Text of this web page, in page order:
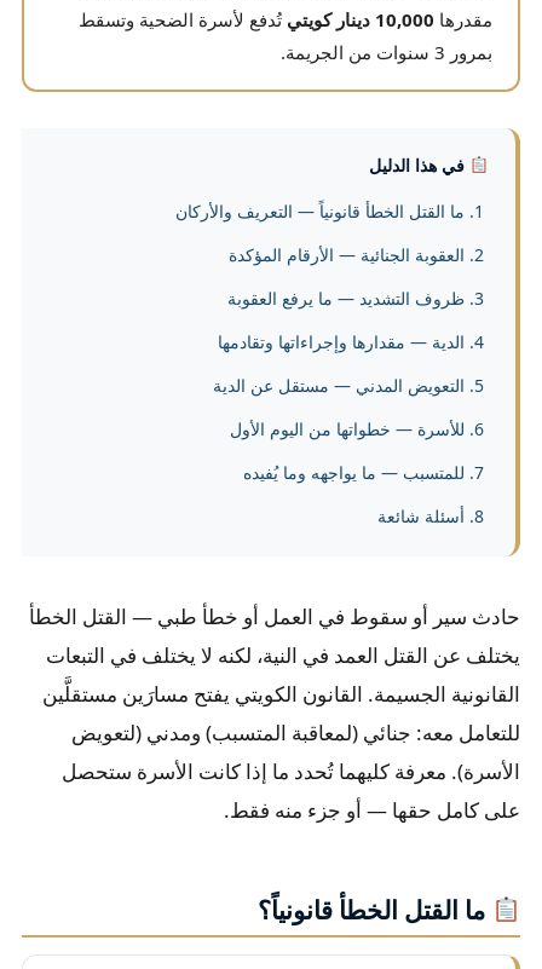
مقدرها 10,000 دينار كويتي
تُدفع لأسرة الضحية وتسقط
بمرور 3 سنوات من الجريمة.
في هذا الدليل
ما القتل الخطأ قانونياً — التعريف والأركان
العقوبة الجنائية — الأرقام المؤكدة
ظروف التشديد — ما يرفع العقوبة
الدية — مقدارها وإجراءاتها وتقادمها
التعويض المدني — مستقل عن الدية
للأسرة — خطواتها من اليوم الأول
للمتسبب — ما يواجهه وما يُفيده
أسئلة شائعة
حادث سير أو سقوط في العمل أو خطأ طبي — القتل الخطأ
يختلف عن القتل العمد في النية، لكنه لا يختلف في التبعات
القانونية الجسيمة. القانون الكويتي يفتح مسارَين مستقلَّين
للتعامل معه: جنائي (لمعاقبة المتسبب) ومدني (لتعويض
الأسرة). معرفة كليهما تُحدد ما إذا كانت الأسرة ستحصل
على كامل حقها — أو جزء منه فقط.
ما القتل الخطأ قانونياً؟